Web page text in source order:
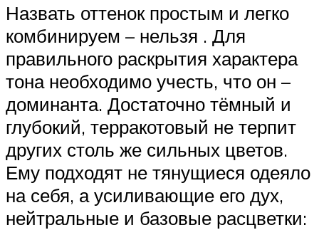
Назвать оттенок простым и легко
комбинируем – нельзя . Для
правильного раскрытия характера
тона необходимо учесть, что он –
доминанта. Достаточно тёмный и
глубокий, терракотовый не терпит
других столь же сильных цветов.
Ему подходят не тянущиеся одеяло
на себя, а усиливающие его дух,
нейтральные и базовые расцветки: